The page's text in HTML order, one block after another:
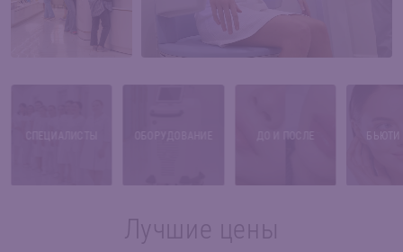
СПЕЦИАЛИСТЫ ОБОРУДОВАНИЕ ДО И ПОСЛЕ
Лучшие цены